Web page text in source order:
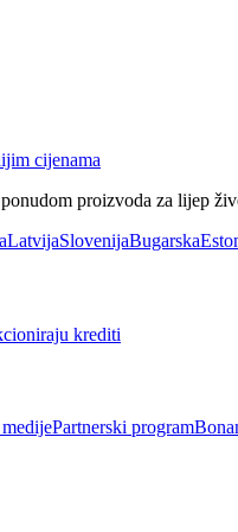
cijenama
proizvoda za lijep
LatvijaSlovenijaBugarska
krediti
Partnerski program